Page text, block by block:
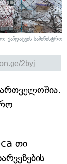
ჯანდაცვის სამინისტრო
თი